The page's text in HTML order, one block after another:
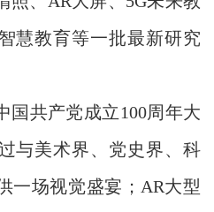
慧教育等一批最新研究
共产党成立100周年大
与美术界、党史界、科
一场视觉盛宴；AR大型